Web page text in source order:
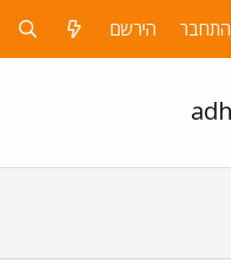
התחבר הירשם